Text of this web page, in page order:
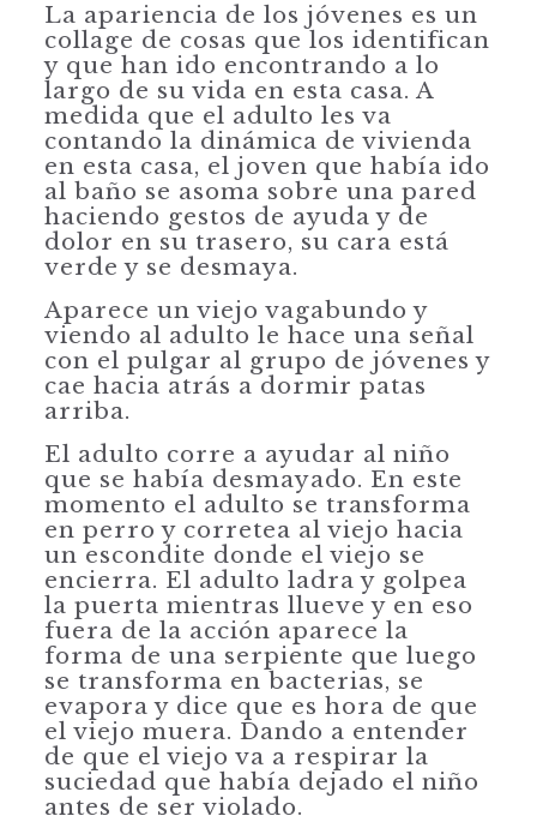
La apariencia de los jóvenes es un
collage de cosas que los identifican
y que han ido encontrando a lo
largo de su vida en esta casa. A
medida que el adulto les va
contando la dinámica de vivienda
en esta casa, el joven que había ido
al baño se asoma sobre una pared
haciendo gestos de ayuda y de
dolor en su trasero, su cara está
verde y se desmaya.
Aparece un viejo vagabundo y
viendo al adulto le hace una señal
con el pulgar al grupo de jóvenes y
cae hacia atrás a dormir patas
arriba.
El adulto corre a ayudar al niño
que se había desmayado. En este
momento el adulto se transforma
en perro y corretea al viejo hacia
un escondite donde el viejo se
encierra. El adulto ladra y golpea
la puerta mientras llueve y en eso
fuera de la acción aparece la
forma de una serpiente que luego
se transforma en bacterias, se
evapora y dice que es hora de que
el viejo muera. Dando a entender
de que el viejo va a respirar la
suciedad que había dejado el niño
antes de ser violado.